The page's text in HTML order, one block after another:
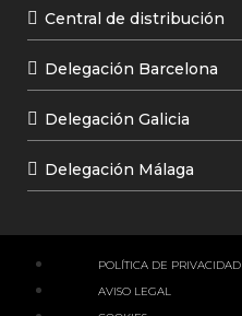
Central de distribución
Delegación Barcelona
Delegación Galicia
Delegación Málaga
POLÍTICA DE PRIVACIDAD
AVISO LEGAL